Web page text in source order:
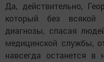
Да, действительно,
который без всякой
диагнозы, спасая
медицинской службы,
навсегда останется в